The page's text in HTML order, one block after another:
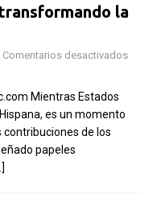
la
Comentarios desactivados
Mientras Estados
es un momento
de los
papeles